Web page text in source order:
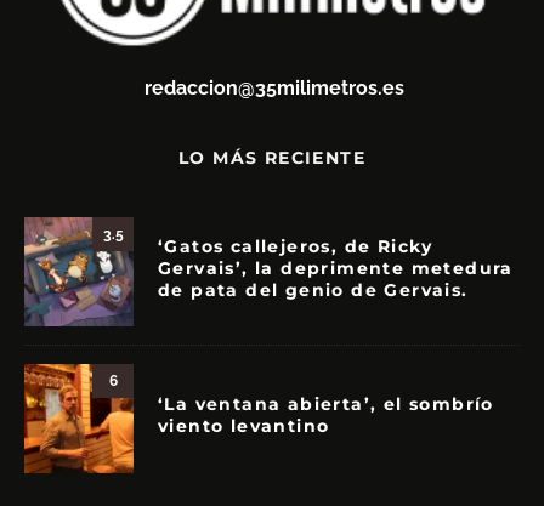
redaccion@35milimetros.es
LO MÁS RECIENTE
3.5
‘Gatos callejeros, de Ricky
Gervais’, la deprimente metedura
de pata del genio de Gervais.
6
‘La ventana abierta’, el sombrío
viento levantino